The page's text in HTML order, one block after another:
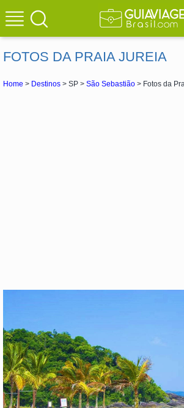
FOTOS DA PRAIA JUREIA
Home > Destinos > SP > São Sebastião > Fotos da